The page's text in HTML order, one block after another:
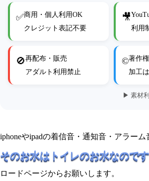
✅商用・個人利用OK
クレジット表記不要
🎥
利用
🚫再配布・販売
アダルト利用禁止
©著作
加工
▶ 素材
iphoneやipadの着信音・通知音・アラーム
そのお水はトイレのお水なので
ロードページからお願いします。